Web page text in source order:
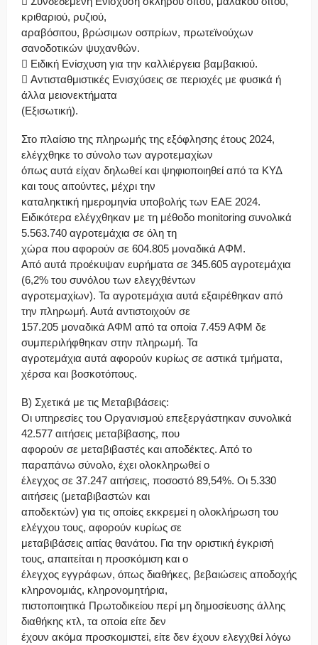
κριθαριού, ρυζιού,
αραβόσιτου, βρώσιμων οσπρίων, πρωτεϊνούχων
σανοδοτικών ψυχανθών.
 Ειδική Ενίσχυση για την καλλιέργεια βαμβακιού.
 Αντισταθμιστικές Ενισχύσεις σε περιοχές με φυσικά ή
άλλα μειονεκτήματα
(Εξισωτική).
Στο πλαίσιο της πληρωμής της εξόφλησης έτους 2024,
ελέγχθηκε το σύνολο των αγροτεμαχίων
όπως αυτά είχαν δηλωθεί και ψηφιοποιηθεί από τα ΚΥΔ
και τους αιτούντες, μέχρι την
καταληκτική ημερομηνία υποβολής των ΕΑΕ 2024.
Ειδικότερα ελέγχθηκαν με τη μέθοδο monitoring συνολικά
5.563.740 αγροτεμάχια σε όλη τη
χώρα που αφορούν σε 604.805 μοναδικά ΑΦΜ.
Από αυτά προέκυψαν ευρήματα σε 345.605 αγροτεμάχια
(6,2% του συνόλου των ελεγχθέντων
αγροτεμαχίων). Τα αγροτεμάχια αυτά εξαιρέθηκαν από
την πληρωμή. Αυτά αντιστοιχούν σε
157.205 μοναδικά ΑΦΜ από τα οποία 7.459 ΑΦΜ δε
συμπεριλήφθηκαν στην πληρωμή. Τα
αγροτεμάχια αυτά αφορούν κυρίως σε αστικά τμήματα,
χέρσα και βοσκοτόπους.
B) Σχετικά με τις Μεταβιβάσεις:
Οι υπηρεσίες του Οργανισμού επεξεργάστηκαν συνολικά
42.577 αιτήσεις μεταβίβασης, που
αφορούν σε μεταβιβαστές και αποδέκτες. Από το
παραπάνω σύνολο, έχει ολοκληρωθεί ο
έλεγχος σε 37.247 αιτήσεις, ποσοστό 89,54%. Οι 5.330
αιτήσεις (μεταβιβαστών και
αποδεκτών) για τις οποίες εκκρεμεί η ολοκλήρωση του
ελέγχου τους, αφορούν κυρίως σε
μεταβιβάσεις αιτίας θανάτου. Για την οριστική έγκρισή
τους, απαιτείται η προσκόμιση και ο
έλεγχος εγγράφων, όπως διαθήκες, βεβαιώσεις αποδοχής
κληρονομιάς, κληρονομητήρια,
πιστοποιητικά Πρωτοδικείου περί μη δημοσίευσης άλλης
διαθήκης κτλ, τα οποία είτε δεν
έχουν ακόμα προσκομιστεί, είτε δεν έχουν ελεγχθεί λόγω